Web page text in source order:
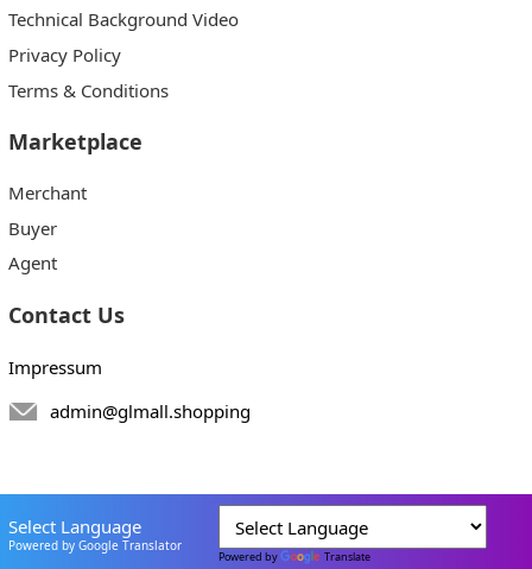
Technical Background Video
Privacy Policy
Terms & Conditions
Marketplace
Merchant
Buyer
Agent
Contact Us
Impressum
admin@glmall.shopping
Select Language
Powered by Google Translator
Powered by Translate